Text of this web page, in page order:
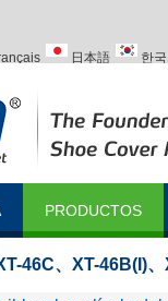
日本語 한국
PRODUCTOS
46C、 XT-46B(I)、